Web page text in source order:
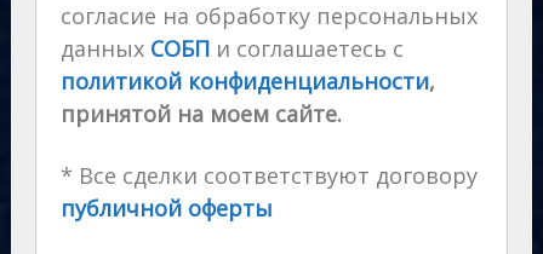
согласие на обработку персональных
данных СОБП и соглашаетесь с
политикой конфиденциальности,
принятой на моем сайте.
* Все сделки соответствуют договору
публичной оферты